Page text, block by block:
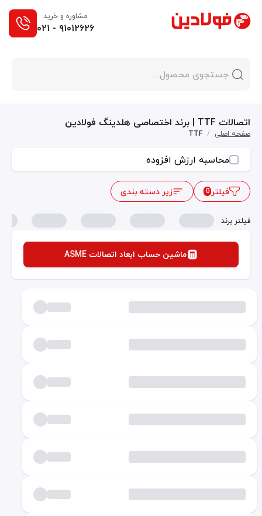
مشاوره و خرید
۰۲۱ - ۹۱۰۱۲۶۲۶
اتصالات TTF | برند اختصاصی هلدینگ فولادین
صفحه اصلی /
TTF
محاسبه ارزش افزوده
فیلتر0 زیر دسته بندی
فیلتر برند
ماشین حساب ابعاد اتصالات ASME